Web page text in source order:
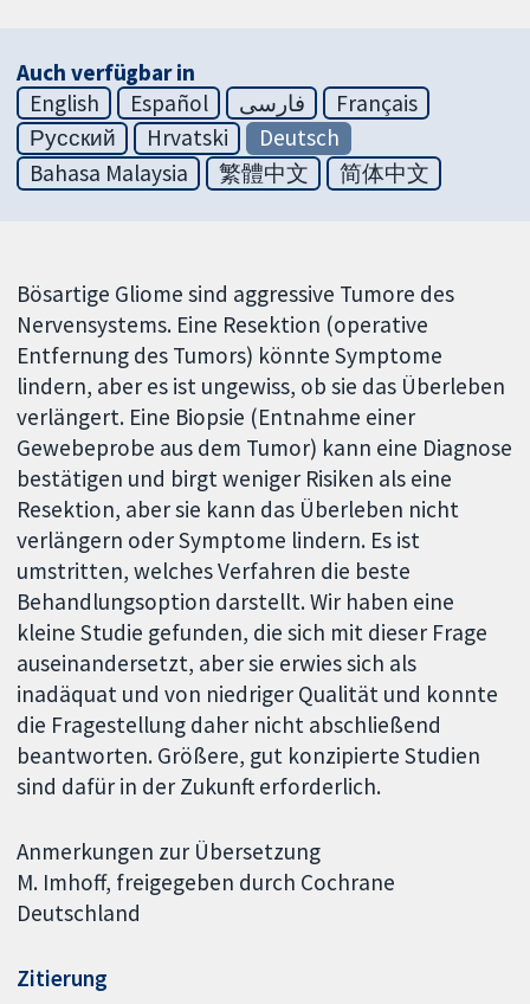
Auch verfügbar in
English
Español فارسی
Français
Русский
Hrvatski
Deutsch
Bahasa Malaysia
繁體中文 简体中文
Bösartige Gliome sind aggressive Tumore des
Nervensystems. Eine Resektion (operative
Entfernung des Tumors) könnte Symptome
lindern, aber es ist ungewiss, ob sie das Überleben
verlängert. Eine Biopsie (Entnahme einer
Gewebeprobe aus dem Tumor) kann eine Diagnose
bestätigen und birgt weniger Risiken als eine
Resektion, aber sie kann das Überleben nicht
verlängern oder Symptome lindern. Es ist
umstritten, welches Verfahren die beste
Behandlungsoption darstellt. Wir haben eine
kleine Studie gefunden, die sich mit dieser Frage
auseinandersetzt, aber sie erwies sich als
inadäquat und von niedriger Qualität und konnte
die Fragestellung daher nicht abschließend
beantworten. Größere, gut konzipierte Studien
sind dafür in der Zukunft erforderlich.
Anmerkungen zur Übersetzung
M. Imhoff, freigegeben durch Cochrane
Deutschland
Zitierung